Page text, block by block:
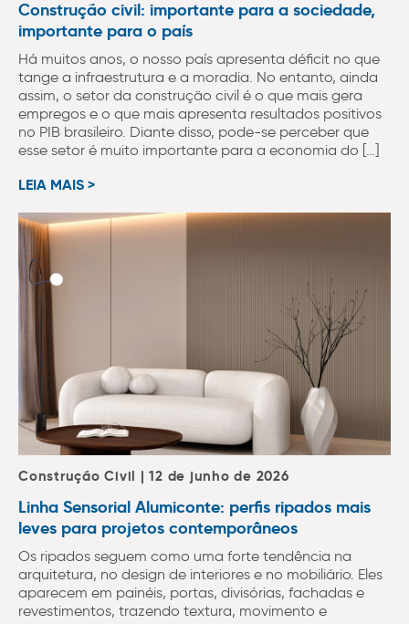
Construção civil: importante para a sociedade,
importante para o país
Há muitos anos, o nosso país apresenta déficit no que
tange a infraestrutura e a moradia. No entanto, ainda
assim, o setor da construção civil é o que mais gera
empregos e o que mais apresenta resultados positivos
no PIB brasileiro. Diante disso, pode-se perceber que
esse setor é muito importante para a economia do […]
LEIA MAIS >
Construção Civil | 12 de junho de 2026
Linha Sensorial Alumiconte: perfis ripados mais
leves para projetos contemporâneos
Os ripados seguem como uma forte tendência na
arquitetura, no design de interiores e no mobiliário. Eles
aparecem em painéis, portas, divisórias, fachadas e
revestimentos, trazendo textura, movimento e